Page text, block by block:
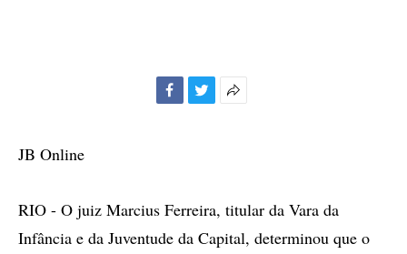
JB Online
RIO - O juiz Marcius Ferreira, titular da Vara da
Infância e da Juventude da Capital, determinou que o